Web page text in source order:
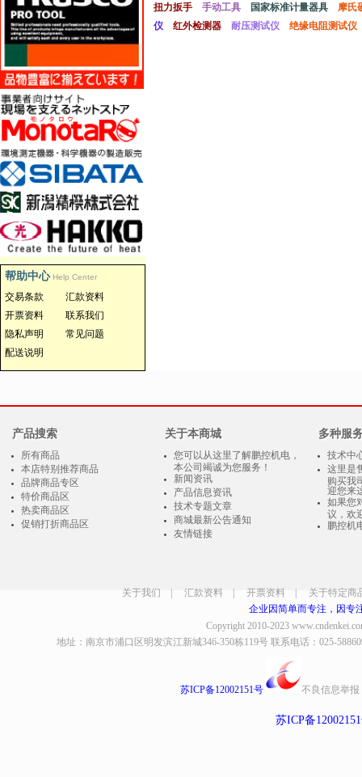
帮助中心 Help Center
交易条款
汇款资料
开票资料
联系我们
隐私声明
常见问题
配送说明
扭力扳手
手动工具 国家标准计量器具
摩氏
仪
红外检测器 耐压测试仪 绝缘电阻测试仪
产品搜索
所有商品
本店特别推荐商品
品牌商品专区
特价商品区
热卖商品区
促销打折商品区
关于本商城
您可以从这里了解鹏控机电，
本公司竭诚为您服务！
新闻资讯
产品信息资讯
技术专题文章
商城最新公告通知
友情链接
多种服
技术中
这里是
购买我
迎您来
如果您
议，欢
鹏控机
关于我们 汇款资料 开票资料
关于特定商
企业因简单而专注，因专
Copyright 2010-2023
地址：南京市浦口区明发滨江新城346-350栋119号 联系电话：025-
苏ICP备12002151号 不良信息举报
苏ICP备